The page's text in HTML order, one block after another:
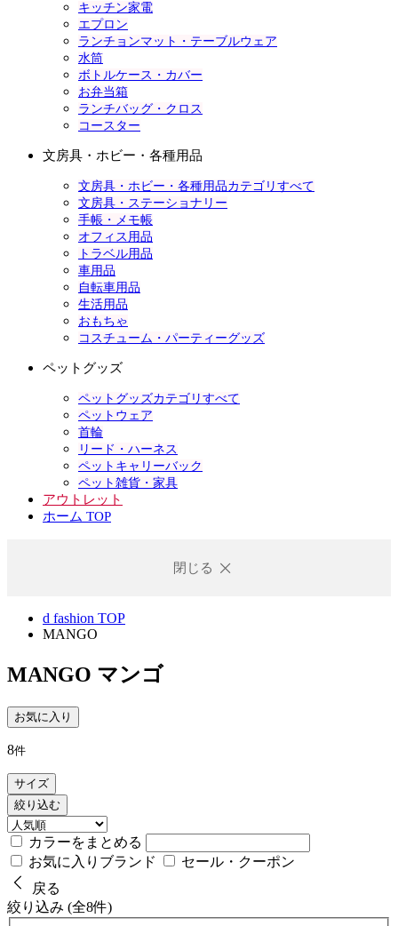
キッチン家電
エプロン
ランチョンマット・テーブルウェア
水筒
ボトルケース・カバー
お弁当箱
ランチバッグ・クロス
コースター
文房具・ホビー・各種用品
文房具・ホビー・各種用品カテゴリすべて
文房具・ステーショナリー
手帳・メモ帳
オフィス用品
トラベル用品
車用品
自転車用品
生活用品
おもちゃ
コスチューム・パーティーグッズ
ペットグッズ
ペットグッズカテゴリすべて
ペットウェア
首輪
リード・ハーネス
ペットキャリーバック
ペット雑貨・家具
アウトレット
ホーム TOP
閉じる
d fashion TOP
MANGO
MANGO マンゴ
お気に入り
8件
サイズ
絞り込む
カラーをまとめる
お気に入りブランド
セール・クーポン
戻る
絞り込み (全8件)